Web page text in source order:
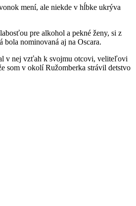
mení, ale niekde v hĺbke ukrýva
pre alkohol a pekné ženy, si z
nominovaná aj na Oscara.
v nej vzťah k svojmu otcovi, veliteľovi
som v okolí Ružomberka strávil detstvo